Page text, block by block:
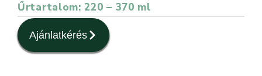
Űrtartalom: 220 – 370 ml
Ajánlatkérés